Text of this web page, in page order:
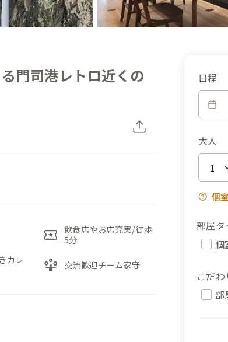
門司港レトロ近くの
local_activity 飲食店やお店充実/徒歩
5分
カレ
person_play 交流歓迎チーム家守
日程
大人
個
部屋タ
個
こだ
部